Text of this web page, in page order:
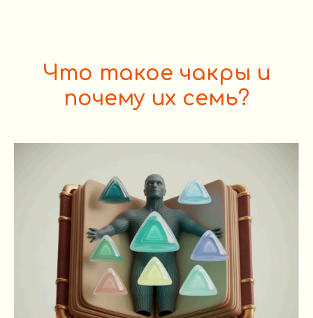
Что такое чакры и
почему их семь?